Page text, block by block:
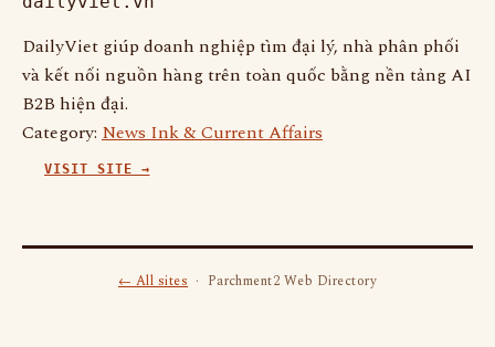
DailyViet giúp doanh nghiệp tìm đại lý, nhà phân phối
và kết nối nguồn hàng trên toàn quốc bằng nền tảng AI
B2B hiện đại.
Category: News Ink & Current Affairs
VISIT SITE →
← All sites· Parchment2 Web Directory